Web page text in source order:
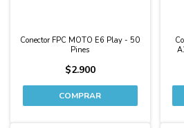
Conector FPC MOTO E6 Play - 50
Pines
$2.900